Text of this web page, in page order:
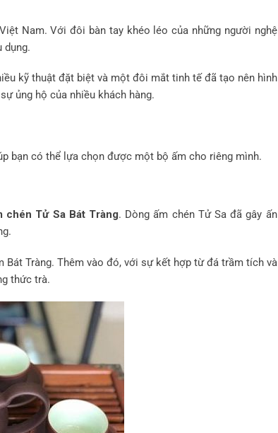
Nam. Với đôi bàn tay khéo léo của những người nghệ
dụng.
kỹ thuật đặt biệt và một đôi mắt tinh tế đã tạo nên hình
ủng hộ của nhiều khách hàng.
bạn có thể lựa chọn được một bộ ấm cho riêng mình.
chén Tử Sa Bát Tràng. Dòng ấm chén Tử Sa đã gây ấn
Tràng. Thêm vào đó, với sự kết hợp từ đá trầm tích và
thức trà.